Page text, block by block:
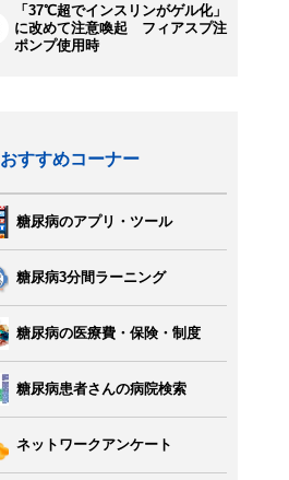
「37℃超でインスリンがゲル化」
に改めて注意喚起 フィアスプ注
ポンプ使用時
おすすめコーナー
糖尿病のアプリ・ツール
糖尿病3分間ラーニング
糖尿病の医療費・保険・制度
糖尿病患者さんの病院検索
ネットワークアンケート